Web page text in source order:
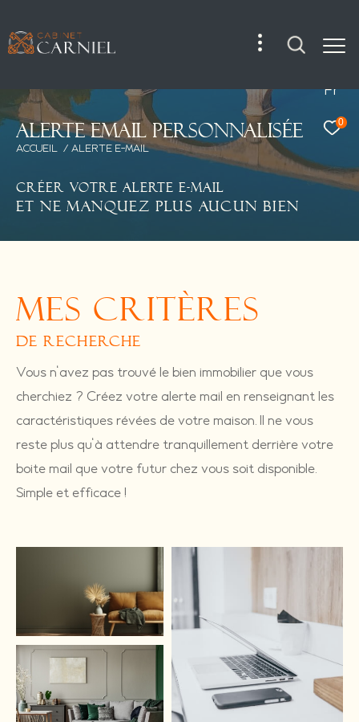
Fr
0
Alerte email personnalisée
ACCUEIL ALERTE E-MAIL
CRÉER VOTRE ALERTE E-MAIL
ET NE MANQUEZ PLUS AUCUN BIEN
MES CRITÈRES
DE RECHERCHE
Vous n'avez pas trouvé le bien immobilier que vous
cherchiez ? Créez votre alerte mail en renseignant les
caractéristiques révées de votre maison. Il ne vous
reste plus qu'à attendre tranquillement derrière votre
boite mail que votre futur chez vous soit disponible.
Simple et efficace !